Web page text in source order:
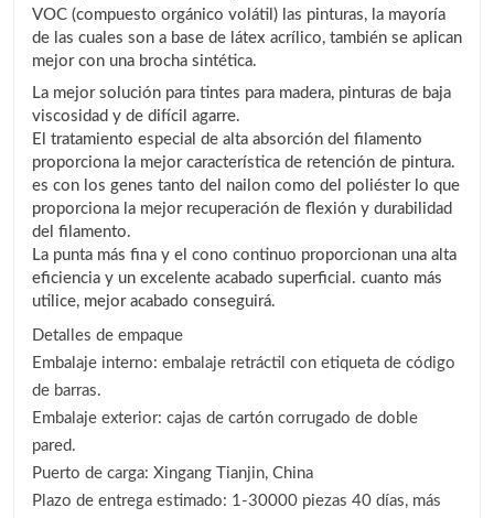
VOC (compuesto orgánico volátil) las pinturas, la mayoría
de las cuales son a base de látex acrílico, también se aplican
mejor con una brocha sintética.
La mejor solución para tintes para madera, pinturas de baja
viscosidad y de difícil agarre.
El tratamiento especial de alta absorción del filamento
proporciona la mejor característica de retención de pintura.
es con los genes tanto del nailon como del poliéster lo que
proporciona la mejor recuperación de flexión y durabilidad
del filamento.
La punta más fina y el cono continuo proporcionan una alta
eficiencia y un excelente acabado superficial. cuanto más
utilice, mejor acabado conseguirá.
Detalles de empaque
Embalaje interno: embalaje retráctil con etiqueta de código
de barras.
Embalaje exterior: cajas de cartón corrugado de doble
pared.
Puerto de carga: Xingang Tianjin, China
Plazo de entrega estimado: 1-30000 piezas 40 días, más